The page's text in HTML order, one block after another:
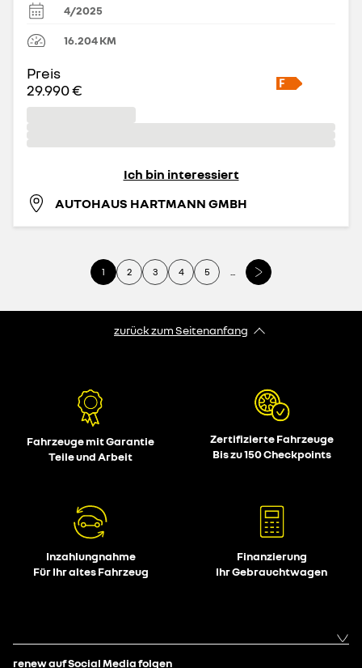
4/2025
16.204KM
Preis
29.990 €
Ich bin interessiert
AUTOHAUS HARTMANN GMBH
1 2 3 4 5 ...
zurück zum Seitenanfang
Fahrzeuge mit Garantie
Teile und Arbeit
Zertifizierte Fahrzeuge
Bis zu 150 Checkpoints
Inzahlungnahme
Für Ihr altes Fahrzeug
Finanzierung
Ihr Gebrauchtwagen
renew auf Social Media folgen